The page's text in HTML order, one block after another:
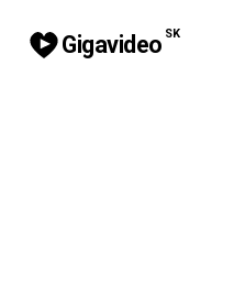
Gigavideo SK